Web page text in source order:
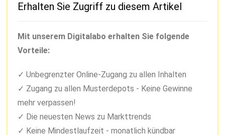
Erhalten Sie Zugriff zu diesem Artikel
Mit unserem Digitalabo erhalten Sie folgende
Vorteile:
Unbegrenzter Online-Zugang zu allen Inhalten
Zugang zu allen Musterdepots - Keine Gewinne
mehr verpassen!
Die neuesten News zu Markttrends
Keine Mindestlaufzeit - monatlich kündbar